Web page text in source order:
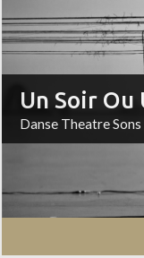
Un Soir
Danse Theatre